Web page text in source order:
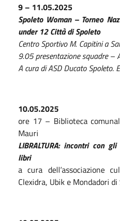
9 – 11.05.2025
Spoleto Woman – Torneo
under 12 Città di Spoleto
Centro Sportivo M. Capitinia
9.05 presentazione squadre –
A cura diASD Ducato Spoleto.
10.05.2025
ore 17 – Biblioteca
Mauri
LIBRALTURA: incontri con gli
libri
a cura dell’associazione
Clexidra, Ubik e Mondadori